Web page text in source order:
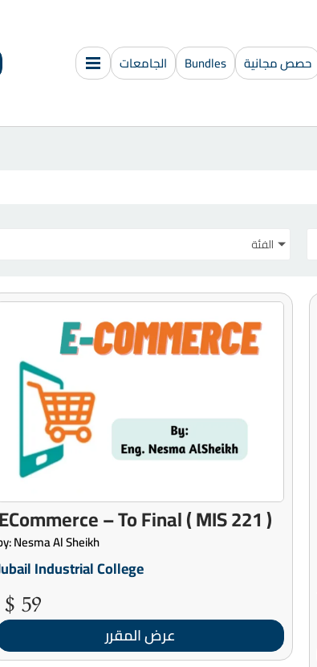
حصص مجانية Bundles الجامعات
الفئة
( MIS 221 ) ECommerce – To Final
Nesma Al Sheikh
Industrial College
59 $
عرض المقرر